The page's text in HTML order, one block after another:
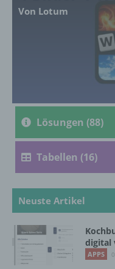
Von Lotum
Lösungen (88)
Tabellen (16)
Neuste Artikel
digital
APPS
genetischen,
kulturellen
natürlichen
b) betroffene
Betroffene
Verarbeitung
c) Verarbeitung
Verarbeitung